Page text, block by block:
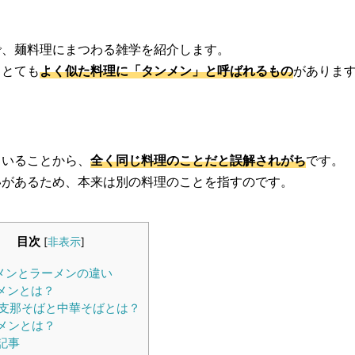
麺料理にまつわる雑学を紹介します。
てもよく似た料理に「タンメン」と呼ばれるものがありま
ることから、 全く同じ料理のことだと誤解されがちです。
あるため、本来は別の料理のことを指すのです。
目次 [非表示]
とラーメンの違い
ンとは？
那そばと中華そばとは？
ンとは？
事